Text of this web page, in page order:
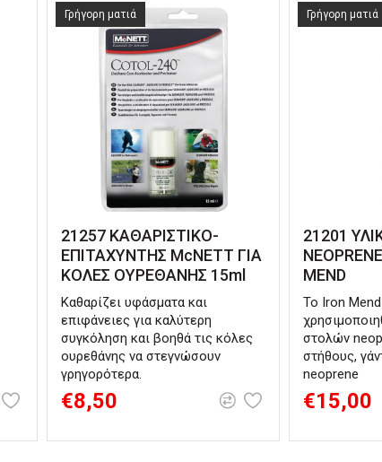
21257 ΚΑΘΑΡΙΣΤΙΚΟ-
ΕΠΙΤΑΧΥΝΤΗΣ McNETT ΓΙΑ
ΚΟΛΕΣ ΟΥΡΕΘΑΝΗΣ 15ml
Καθαρίζει υφάσματα και
επιφάνειες για καλύτερη
συγκόληση και βοηθά τις κόλες
ουρεθάνης να στεγνώσουν
γρηγορότερα.
€8,50
Γρήγορη ματιά
21201
MEND
Το Iron
στολών
στήθους,
neoprene
€15,00
Γρήγορη ματιά